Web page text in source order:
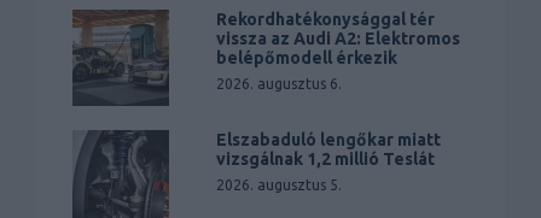
Rekordhatékonysággal tér
vissza az Audi A2: Elektromos
belépőmodell érkezik
2026. augusztus 6.
Elszabaduló lengőkar miatt
vizsgálnak 1,2 millió Teslát
2026. augusztus 5.